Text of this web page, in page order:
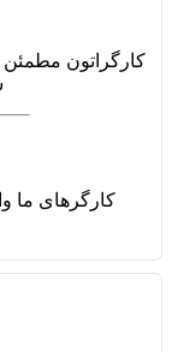
کارگراتون
کارگرهای ما